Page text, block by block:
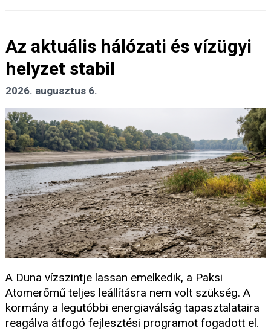
Az aktuális hálózati és vízügyi
helyzet stabil
2026. augusztus 6.
A Duna vízszintje lassan emelkedik, a Paksi
Atomerőmű teljes leállításra nem volt szükség. A
kormány a legutóbbi energiaválság tapasztalataira
reagálva átfogó fejlesztési programot fogadott el.